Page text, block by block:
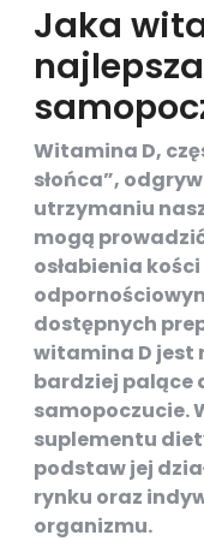
Jaka
Witamina D,
słońca”,
utrzymaniu
mogą
osłabienia
dostępnych
witamina D jest
bardziej palące
samopoczucie.
suplementu
podstaw jej
rynku oraz
organizmu.